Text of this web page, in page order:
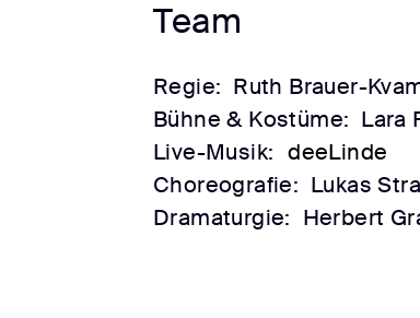
Team
Regie: Ruth Brauer-
Bühne & Kostüme: Lara
Live-Musik: deeLinde
Choreografie: Lukas
Dramaturgie: Herbert